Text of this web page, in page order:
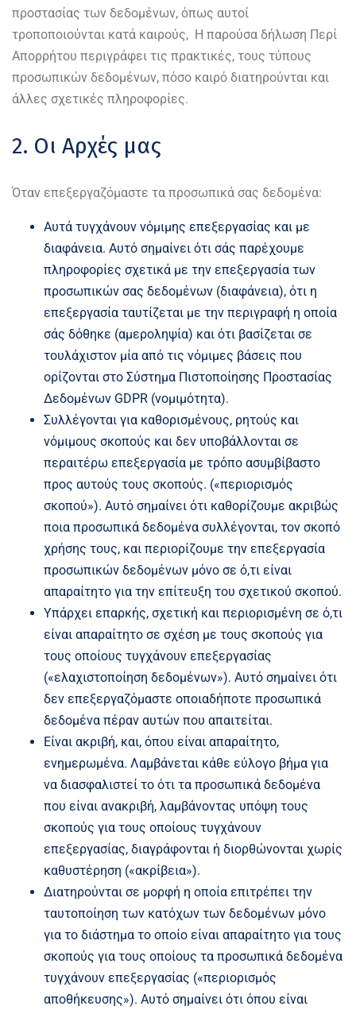
προστασίας των δεδομένων, όπως αυτοί
τροποποιούνται κατά καιρούς, Η παρούσα δήλωση Περί
Απορρήτου περιγράφει τις πρακτικές, τους τύπους
προσωπικών δεδομένων, πόσο καιρό διατηρούνται και
άλλες σχετικές πληροφορίες.
2. Οι Αρχές μας
Όταν επεξεργαζόμαστε τα προσωπικά σας δεδομένα:
Αυτά τυγχάνουν νόμιμης επεξεργασίας και με
διαφάνεια. Αυτό σημαίνει ότι σάς παρέχουμε
πληροφορίες σχετικά με την επεξεργασία των
προσωπικών σας δεδομένων (διαφάνεια), ότι η
επεξεργασία ταυτίζεται με την περιγραφή η οποία
σάς δόθηκε (αμεροληψία) και ότι βασίζεται σε
τουλάχιστον μία από τις νόμιμες βάσεις που
ορίζονται στο Σύστημα Πιστοποίησης Προστασίας
Δεδομένων GDPR (νομιμότητα).
Συλλέγονται για καθορισμένους, ρητούς και
νόμιμους σκοπούς και δεν υποβάλλονται σε
περαιτέρω επεξεργασία με τρόπο ασυμβίβαστο
προς αυτούς τους σκοπούς. («περιορισμός
σκοπού»). Αυτό σημαίνει ότι καθορίζουμε ακριβώς
ποια προσωπικά δεδομένα συλλέγονται, τον σκοπό
χρήσης τους, και περιορίζουμε την επεξεργασία
προσωπικών δεδομένων μόνο σε ό,τι είναι
απαραίτητο για την επίτευξη του σχετικού σκοπού.
Υπάρχει επαρκής, σχετική και περιορισμένη σε ό,τι
είναι απαραίτητο σε σχέση με τους σκοπούς για
τους οποίους τυγχάνουν επεξεργασίας
(«ελαχιστοποίηση δεδομένων»). Αυτό σημαίνει ότι
δεν επεξεργαζόμαστε οποιαδήποτε προσωπικά
δεδομένα πέραν αυτών που απαιτείται.
Είναι ακριβή, και, όπου είναι απαραίτητο,
ενημερωμένα. Λαμβάνεται κάθε εύλογο βήμα για
να διασφαλιστεί το ότι τα προσωπικά δεδομένα
που είναι ανακριβή, λαμβάνοντας υπόψη τους
σκοπούς για τους οποίους τυγχάνουν
επεξεργασίας, διαγράφονται ή διορθώνονται χωρίς
καθυστέρηση («ακρίβεια»).
Διατηρούνται σε μορφή η οποία επιτρέπει την
ταυτοποίηση των κατόχων των δεδομένων μόνο
για το διάστημα το οποίο είναι απαραίτητο για τους
σκοπούς για τους οποίους τα προσωπικά δεδομένα
τυγχάνουν επεξεργασίας («περιορισμός
αποθήκευσης»). Αυτό σημαίνει ότι όπου είναι